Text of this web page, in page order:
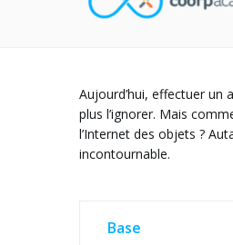
Aujourd’hui, effectuer un
plus l’ignorer. Mais
l’Internet des objets ?
incontournable.
Base